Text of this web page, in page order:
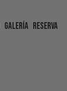
Galería Reserva